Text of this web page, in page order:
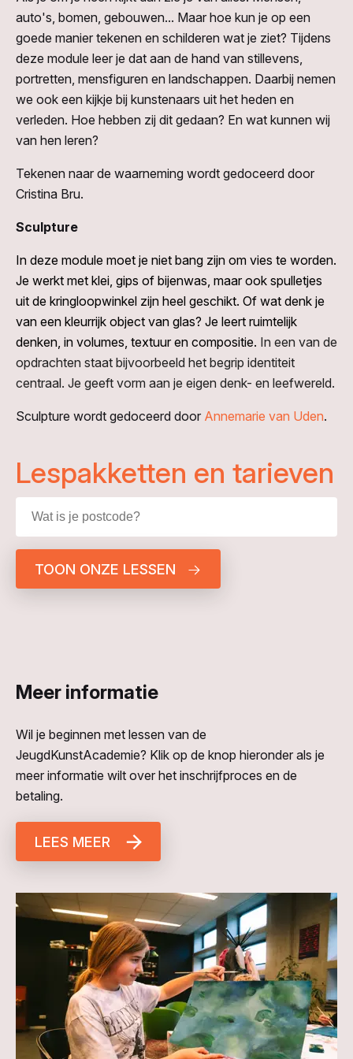
auto's, bomen, gebouwen... Maar hoe kun je op een
goede manier tekenen en schilderen wat je ziet? Tijdens
deze module leer je dat aan de hand van stillevens,
portretten, mensfiguren en landschappen. Daarbij nemen
we ook een kijkje bij kunstenaars uit het heden en
verleden. Hoe hebben zij dit gedaan? En wat kunnen wij
van hen leren?
Tekenen naar de waarneming wordt gedoceerd door
Cristina Bru.
Sculpture
In deze module moet je niet bang zijn om vies te worden.
Je werkt met klei, gips of bijenwas, maar ook spulletjes
uit de kringloopwinkel zijn heel geschikt. Of wat denk je
van een kleurrijk object van glas? Je leert ruimtelijk
denken, in volumes, textuur en compositie. In een van de
opdrachten staat bijvoorbeeld het begrip identiteit
centraal. Je geeft vorm aan je eigen denk- en leefwereld.
Sculpture wordt gedoceerd door Annemarie van Uden.
Lespakketten en tarieven
TOON ONZE LESSEN
Meer informatie
Wil je beginnen met lessen van de
JeugdKunstAcademie? Klik op de knop hieronder als je
meer informatie wilt over het inschrijfproces en de
betaling.
LEES MEER